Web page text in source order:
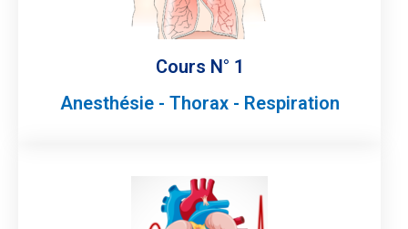
Cours N° 1
Anesthésie - Thorax - Respiration